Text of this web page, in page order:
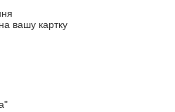
вашу картку